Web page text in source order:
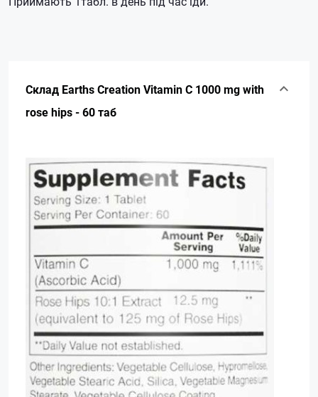
Склад Earths Creation Vitamin C 1000 mg with
rose hips - 60 таб